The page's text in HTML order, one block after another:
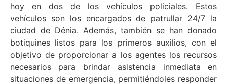
hoy en dos de los vehículos policiales. Estos
vehículos son los encargados de patrullar 24/7 la
ciudad de Dénia. Además, también se han donado
botiquines listos para los primeros auxilios, con el
objetivo de proporcionar a los agentes los recursos
necesarios para brindar asistencia inmediata en
situaciones de emergencia, permitiéndoles responder